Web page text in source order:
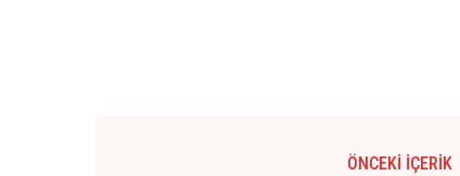
ÖNCEKI İÇERIK